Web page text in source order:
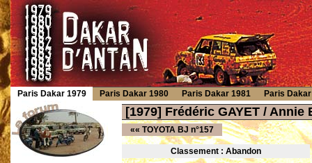
[1979] Frédéric GAYET / Annie
«« TOYOTA BJ n°157
Classement : Abandon
Paris Dakar 1979 Paris Dakar 1980 Paris Dakar 1981 Paris